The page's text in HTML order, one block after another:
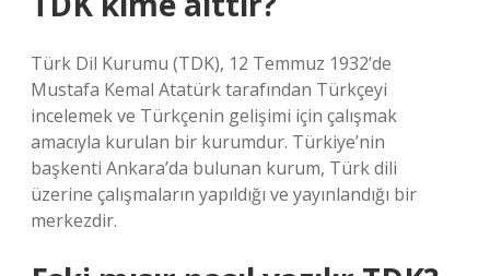
Türk Dil Kurumu (TDK), 12 Temmuz 1932’de
Mustafa Kemal Atatürk tarafından Türkçeyi
incelemek ve Türkçenin gelişimi için çalışmak
amacıyla kurulan bir kurumdur. Türkiye’nin
başkenti Ankara’da bulunan kurum, Türk dili
üzerine çalışmaların yapıldığı ve yayınlandığı bir
merkezdir.